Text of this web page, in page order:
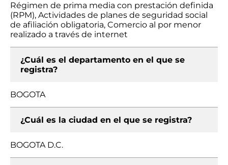
Régimen de prima media con prestación definida
(RPM), Actividades de planes de seguridad social
de afiliación obligatoria, Comercio al por menor
realizado a través de internet
¿Cuál es el departamento en el que se
registra?
BOGOTA
¿Cuál es la ciudad en el que se registra?
BOGOTA D.C.